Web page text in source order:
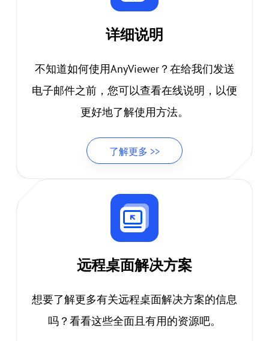
详细说明
不知道如何使用AnyViewer？在给我们发送
电子邮件之前，您可以查看在线说明，以便
更好地了解使用方法。
了解更多 >>
远程桌面解决方案
想要了解更多有关远程桌面解决方案的信息
吗？看看这些全面且有用的资源吧。